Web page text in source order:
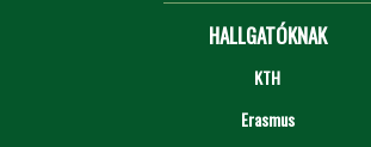
HALLGATÓKNAK
KTH
Erasmus